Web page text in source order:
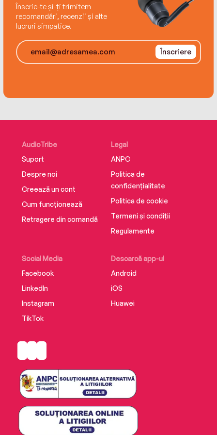
Înscrie-te și-ți trimitem
recomandări, recenzii și alte
lucruri simpatice.
Înscriere
AudioTribe
Suport
Despre noi
Creează un cont
Cum funcționează
Retragere din comandă
Social Media
Facebook
LinkedIn
Instagram
TikTok
Descarcă app-ul
Android
iOS
Huawei
Legal
ANPC
Politica de
confidențialitate
Politica de cookie
Termeni și condiții
Regulamente